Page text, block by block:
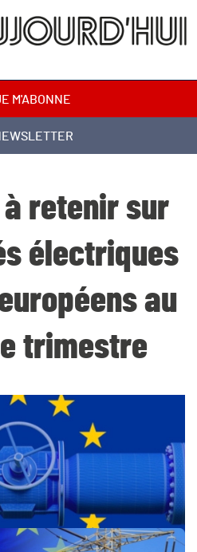
M'ABONNE
retenir sur
électriques
au
trimestre